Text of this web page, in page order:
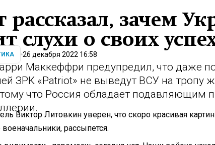
рассказал, зачем
слухи о своих
26 декабря 2022 16:58
Маккеффри предупредил, что даже
ЗРК «Patriot» не выведут ВСУ на тропу
что Россия обладает подавляющим
Виктор Литовкин уверен, что скоро красивая
рассыпется.